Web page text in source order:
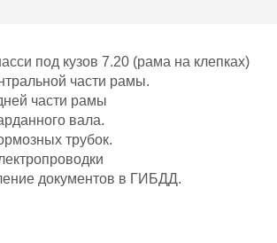
под кузов 7.20 (рама на клепках)
части рамы.
части рамы
вала.
трубок.
документов в ГИБДД.